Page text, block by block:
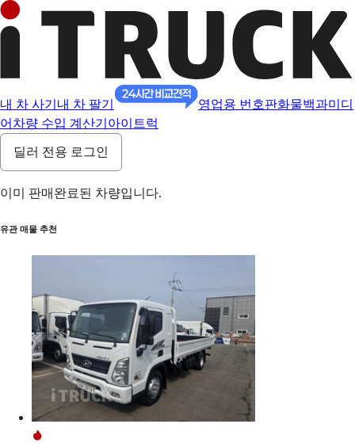
내 차 사기 내 차 팔기 영업용 번호판화물백과미디
어 차량 수입 계산기 아이트럭
딜러 전용 로그인
이미 판매완료된 차량입니다.
유관 매물 추천